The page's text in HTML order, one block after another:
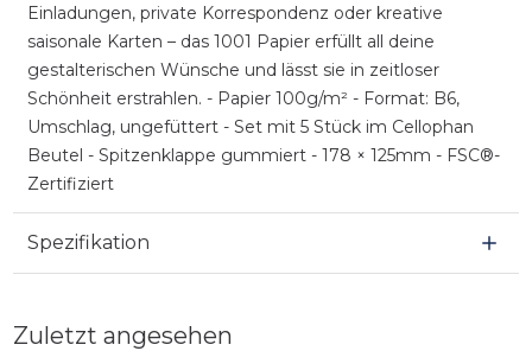
Einladungen, private Korrespondenz oder kreative
saisonale Karten – das 1001 Papier erfüllt all deine
gestalterischen Wünsche und lässt sie in zeitloser
Schönheit erstrahlen. - Papier 100g/m² - Format: B6,
Umschlag, ungefüttert - Set mit 5 Stück im Cellophan
Beutel - Spitzenklappe gummiert - 178 × 125mm - FSC®-
Zertifiziert
Spezifikation
Zuletzt angesehen